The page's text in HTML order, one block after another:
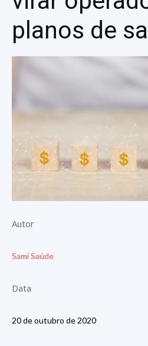
planos de
Autor
Sami Saúde
Data
20 de outubro de 2020